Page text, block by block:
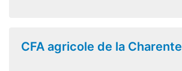
CFA agricole de la Charente